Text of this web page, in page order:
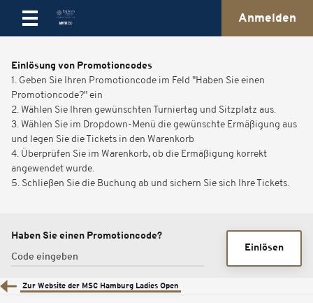
Anmelden
Einlösung von Promotioncodes
1. Geben Sie Ihren Promotioncode im Feld "Haben Sie einen
Promotioncode?" ein
2. Wählen Sie Ihren gewünschten Turniertag und Sitzplatz aus.
3. Wählen Sie im Dropdown-Menü die gewünschte Ermäßigung aus
und legen Sie die Tickets in den Warenkorb
4. Überprüfen Sie im Warenkorb, ob die Ermäßigung korrekt
angewendet wurde.
5. Schließen Sie die Buchung ab und sichern Sie sich Ihre Tickets.
Haben Sie einen Promotioncode?
Einlösen
Zur Website der MSC Hamburg Ladies Open